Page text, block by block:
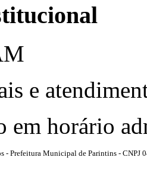
e
em horário
- Prefeitura Municipal de Parintins - CNPJ